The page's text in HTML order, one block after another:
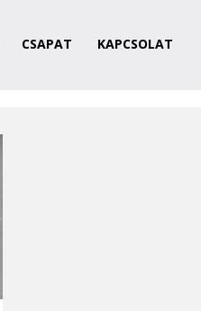
CSAPAT KAPCSOLAT